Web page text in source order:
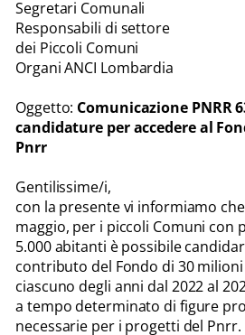
Segretari Comunali
Responsabili di settore
dei Piccoli Comuni
Organi ANCI Lombardia
Oggetto: Comunicazione PNRR
candidature per accedere al
Pnrr
Gentilissime/i,
con la presente vi informiamo
maggio, per i piccoli Comuni con
5.000 abitanti è possibile
contributo del Fondo di 30
ciascuno degli anni dal 2022 al
a tempo determinato di figure
necessarie per i progetti del Pnrr.